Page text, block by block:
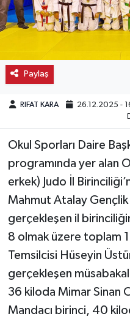
Paylaş
RIFAT KARA 26.12.2025 -
Okul Sporları Daire
programında yer alan
erkek) Judo İl
Mahmut Atalay Gençlik
gerçekleşen il
8 olmak üzere toplam
Temsilcisi Hüseyin
gerçekleşen
36 kiloda Mimar Sinan
Mandacı birinci, 40
Kargı
Mecitözü
Ortaköy
Osmancık
Uğurludağ
Sağlık